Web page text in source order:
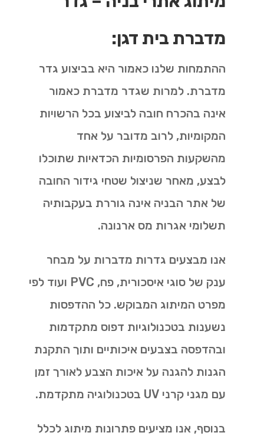
מדברת בית דגן:
ההתמחות שלנו כאמור היא בביצוע גדר
מדברת. למרות שגדר מדברת כאמור
אינה בהכרח חובה לביצוע בכל הרשויות
המקומיות, לרוב מדובר על אחד
מהשקעות הפרסומיות הכדאיות שתוכלו
לבצע, מאחר שניצול שטחי גידור החובה
של אתר הבניה אינה גוררת בעקבותיה
תשלומי אגרות מס ארנונה.
אנו מבצעים גדרות מדברות על מבחר
ענק של סוגי איסכורית, פח, PVC ועוד לפי
מפרט המיתוג המבוקש. כל ההדפסות
נשענות בטכנולוגיות דפוס מתקדמות
ובהדפסה בצבעים איכותיים ותוך התקנת
הגנות להגנה על איכות הצבע לאורך זמן
עם מגני קרני UV בטכנולוגיה מתקדמת.
בנוסף, אנו מציעים פתרונות מיתוג לכלל